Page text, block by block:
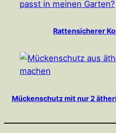
Rattensicherer
Mückenschutz mit nur 2